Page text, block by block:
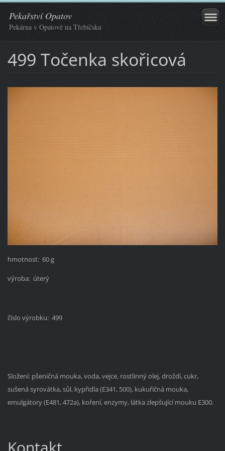
Pekařství Opatov
Pekárna v Opatově na Třebíčsku
499 Točenka skořicová
hmotnost: 60 g
výroba: úterý
číslo výrobku: 499
Složení: pšeničná mouka, voda, vejce, rostlinný olej, droždí, cukr,
sušená syrovátka, sůl, kypřidla (E341, 500), kukuřičná mouka,
emulgátory (E481, 472a), koření, enzymy, látka zlepšující mouku E300.